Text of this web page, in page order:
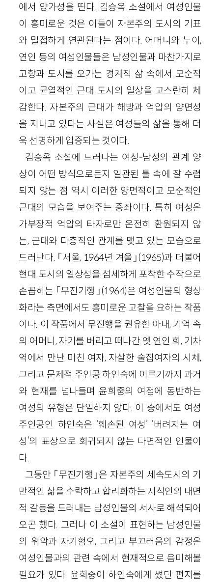
에서 양가성을 띤다. 김승옥 소설에서 여성인물
이 흥미로운 것은 이들이 자본주의 도시의 기표
와 밀접하게 연관된다는 점이다. 어머니와 누이,
연인 등의 여성인물들은 남성인물과 마찬가지로
고향과 도시를 오가는 경계적 삶 속에서 모순적
이고 균열적인 근대 도시의 일상을 고스란히 체
감한다. 자본주의 근대가 해방과 억압의 양면성
을 지니고 있다는 사실은 여성들의 삶을 통해 더
욱 선명하게 입증되는 것이다.
김승옥 소설에 드러나는 여성-남성의 관계 양
상이 어떤 방식으로든지 일관된 틀 속에 잘 수렴
되지 않는 점 역시 이러한 양면적이고 모순적인
근대의 모습을 보여주는 증좌이다. 특히 여성은
가부장적 억압의 타자로만 온전히 환원되지 않
는, 근대와 다층적인 관계를 맺고 있는 모습으로
드러난다. 「서울, 1964년 겨울」(1965)과 더불어
현대 도시의 일상성을 섬세하게 포착한 수작으로
손꼽히는 「무진기행」(1964)은 여성인물의 형상
화라는 측면에서도 흥미로운 고찰을 요하는 작품
이다. 이 작품에서 무진행을 권유한 아내, 기억 속
의 어머니, 자기를 버리고 떠나간 옛 연인 희, 기차
역에서 만난 미친 여자, 자살한 술집여자의 시체,
그리고 문제적 주인공 하인숙에 이르기까지 과거
와 현재를 넘나들며 윤희중의 여정에 동반하는
여성의 유형은 단일하지 않다. 이 중에서도 여성
주인공인 하인숙은 ‘훼손된 여성’ ‘버려지는 여
성’의 표상으로 회귀되지 않는 다면적인 인물이
다.
그동안 「무진기행」은 자본주의 세속도시의 기
만적인 삶을 수락하고 합리화하는 지식인의 내면
적 갈등을 드러내는 남성인물의 서사로 해석되어
오곤 했다. 그러나 이 소설이 표현하는 남성인물
의 위악과 자기혐오, 그리고 부끄러움의 감정은
여성인물과의 관련 속에서 현재적으로 음미해볼
필요가 있다. 윤희중이 하인숙에게 썼던 편지를